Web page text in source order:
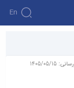
En
05/15